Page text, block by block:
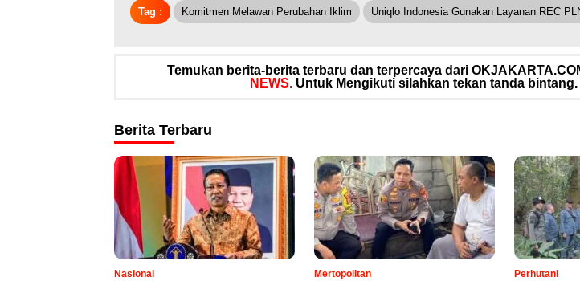
Tag : Komitmen Melawan Perubahan Iklim Uniqlo Indonesia Gunakan Layanan REC
Temukan berita-berita terbaru dan terpercaya dari
NEWS. Untuk Mengikuti silahkan tekan tanda bintang.
Berita Terbaru
Nasional Mertopolitan Perhutani